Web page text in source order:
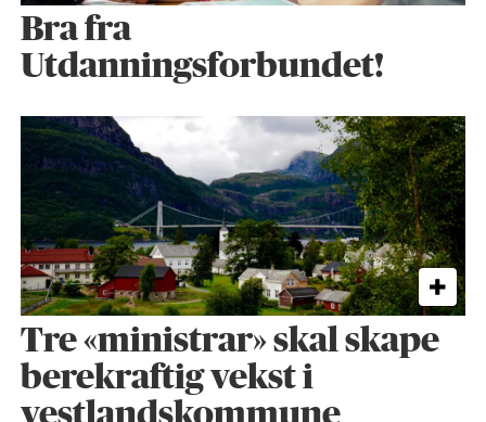
Bra fra
Utdanningsforbundet!
Tre «ministrar» skal skape
berekraftig vekst i
vestlandskommune